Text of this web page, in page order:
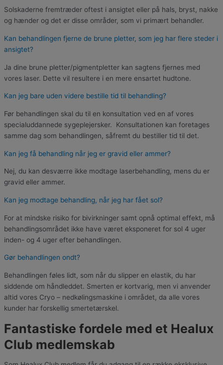
Solskaderne fremtræder oftest i ansigtet eller på hals, bryst, nakke
og hænder og det er disse områder, som vi primært behandler.
Kan behandlingen fjerne de brune pletter, som jeg har flere steder i
ansigtet?
Ja dine brune pletter/pigmentpletter kan sagtens fjernes med
vores laser. Dette vil resultere i en mere ensartet hudtone.
Kan jeg bare uden videre bestille tid til behandling?
Før behandlingen skal du til en konsultation ved en af vores
specialuddannede sygeplejersker. Konsultationen kan foretages
samme dag som behandlingen, såfremt du bestiller tid til det.
Kan jeg få behandling når jeg er gravid eller ammer?
Nej, du kan desværre ikke modtage laserbehandling, mens du er
gravid eller ammer.
Kan jeg modtage behandling, når jeg har fået sol?
For at mindske risiko for bivirkninger samt opnå optimal effekt, må
behandlingsområdet ikke have været eksponeret for sol 4 uger
inden- og 4 uger efter behandlingen.
Gør behandlingen ondt?
Behandlingen føles lidt, som når du slipper en elastik, du har
siddende om håndleddet. Smerten er kortvarig, men vi anvender
altid vores Cryo – nedkølingsmaskine i området, da alle vores
kunder har forskellig smertetærskel.
Fantastiske fordele med et Healux
Club medlemskab